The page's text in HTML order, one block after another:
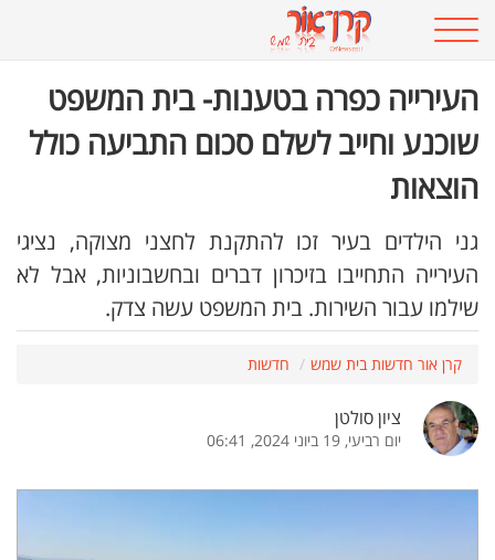
העירייה כפרה בטענות- בית המשפט
שוכנע וחייב לשלם סכום התביעה כולל
הוצאות
גני הילדים בעיר זכו להתקנת לחצני מצוקה, נציגי
העירייה התחייבו בזיכרון דברים ובחשבוניות, אבל לא
שילמו עבור השירות. בית המשפט עשה צדק.
קרן אור חדשות בית שמש חדשות
ציון סולטן
יום רביעי, 19 ביוני 2024, 06:41